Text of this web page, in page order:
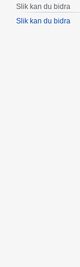
Slik kan du bidra
Slik kan du bidra